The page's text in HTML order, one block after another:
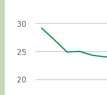
The chart has 1
The chart has 1
20
25
30